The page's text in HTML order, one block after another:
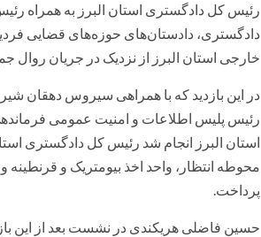
رئیس کل دادگستری استان البرز به همراه
دادگستری، دادستان‌های حوزه‌های قضایی
خارجی استان البرز از نزدیک در جریان روال
در این بازدید که با همراهی سیروس دهقان
رئیس پلیس اطلاعات و امنیت عمومی
استان البرز انجام شد رئیس کل دادگستری
محوطه انتظار، واحد اخذ بیومتریک و قرنطینه
پرداخت.
حسین فاضلی هریکندی در نشست بعد از این